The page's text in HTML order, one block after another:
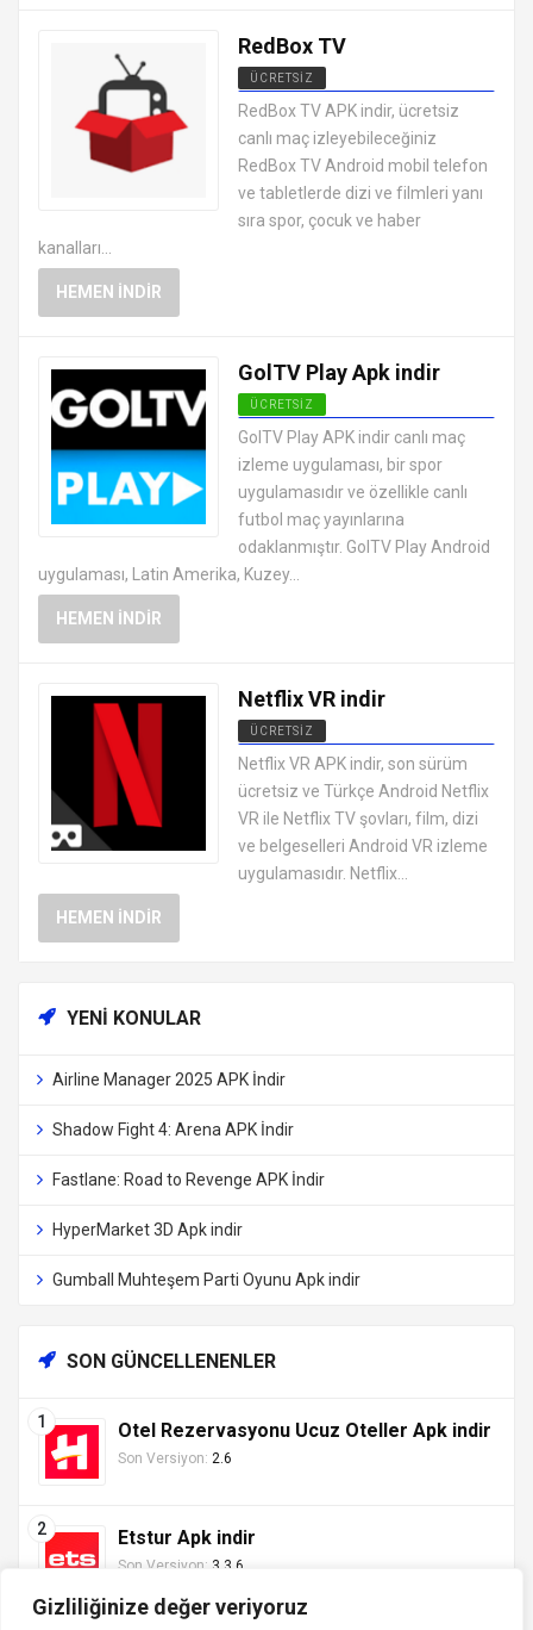
Gizliliğinize değer veriyoruz
RedBox TV
ÜCRETSIZ
ANDROID CANLI TV MAÇ İZLEME
UYGULAMALARI APK
RedBox TV APK indir, ücretsiz
canlı maç izleyebileceğiniz
RedBox TV Android mobil telefon
ve tabletlerde dizi ve filmleri yanı
sıra spor, çocuk ve haber
kanalları...
HEMEN İNDIR
GolTV Play Apk indir
ÜCRETSIZ
ANDROID CANLI TV MAÇ İZLEME
UYGULAMALARI APK
GolTV Play APK indir canlı maç
izleme uygulaması, bir spor
uygulamasıdır ve özellikle canlı
futbol maç yayınlarına
odaklanmıştır. GolTV Play Android
uygulaması, Latin Amerika, Kuzey...
HEMEN İNDIR
Netflix VR indir
ÜCRETSIZ
ANDROID CANLI TV MAÇ İZLEME
UYGULAMALARI APK
Netflix VR APK indir, son sürüm
ücretsiz ve Türkçe Android Netflix
VR ile Netflix TV şovları, film, dizi
ve belgeselleri Android VR izleme
uygulamasıdır. Netflix...
HEMEN İNDIR
YENI KONULAR
Airline Manager 2025 APK İndir
Shadow Fight 4: Arena APK İndir
Fastlane: Road to Revenge APK İndir
HyperMarket 3D Apk indir
Gumball Muhteşem Parti Oyunu Apk indir
SON GÜNCELLENENLER
Otel Rezervasyonu Ucuz Oteller Apk indir
Son Versiyon: 2.6
Etstur Apk indir
Son Versiyon: 3.3.6